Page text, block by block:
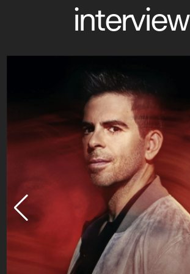
interview